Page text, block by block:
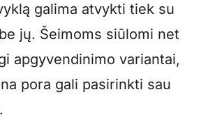
galima atvykti tiek su
jų. Šeimoms siūlomi net
apgyvendinimo variantai,
pora gali pasirinkti sau